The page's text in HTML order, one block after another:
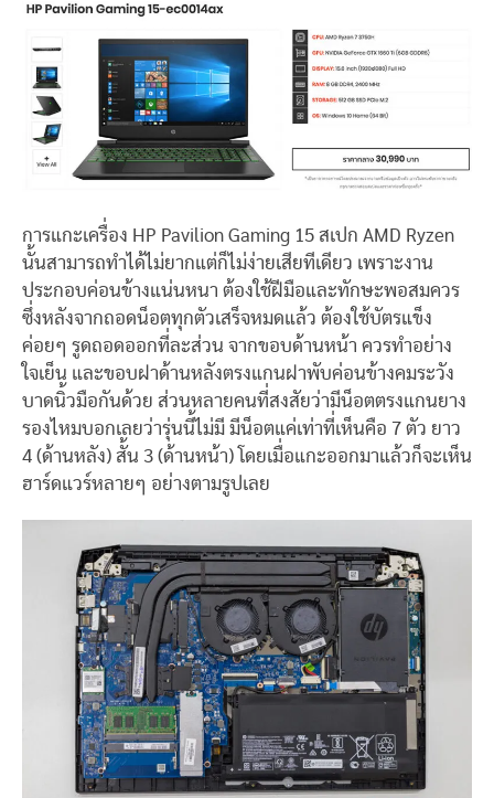
การแกะเครื่อง HP Pavilion Gaming 15 สเปก AMD Ryzen
นั้นสามารถทำได้ไม่ยากแต่ก็ไม่ง่ายเสียทีเดียว เพราะงาน
ประกอบค่อนข้างแน่นหนา ต้องใช้ฝีมือและทักษะพอสมควร
ซึ่งหลังจากถอดน็อตทุกตัวเสร็จหมดแล้ว ต้องใช้บัตรแข็ง
ค่อยๆ รูดถอดออกที่ละส่วน จากขอบด้านหน้า ควรทำอย่าง
ใจเย็น และขอบฝาด้านหลังตรงแกนฝาพับค่อนข้างคมระวัง
บาดนิ้วมือกันด้วย ส่วนหลายคนที่สงสัยว่ามีน็อตตรงแกนยาง
รองไหมบอกเลยว่ารุ่นนี้ไม่มี มีน็อตแค่เท่าที่เห็นคือ 7 ตัว ยาว
4 (ด้านหลัง) สั้น 3 (ด้านหน้า) โดยเมื่อแกะออกมาแล้วก็จะเห็น
ฮาร์ดแวร์หลายๆ อย่างตามรูปเลย